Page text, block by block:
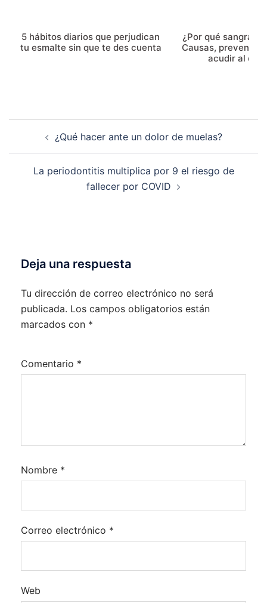
5 hábitos diarios que perjudican
tu esmalte sin que te des cuenta
¿Por qué sangran
Causas,
acudir al
¿Qué hacer ante un dolor de muelas?
La periodontitis multiplica por 9 el riesgo de
fallecer por COVID
Deja una respuesta
Tu dirección de correo electrónico no será
publicada. Los campos obligatorios están
marcados con *
Comentario *
Nombre *
Correo electrónico *
Web